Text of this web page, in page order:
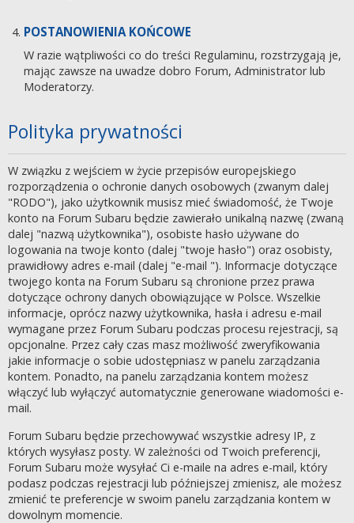
POSTANOWIENIA KOŃCOWE
W razie wątpliwości co do treści Regulaminu, rozstrzygają je,
mając zawsze na uwadze dobro Forum, Administrator lub
Moderatorzy.
Polityka prywatności
W związku z wejściem w życie przepisów europejskiego
rozporządzenia o ochronie danych osobowych (zwanym dalej
"RODO"), jako użytkownik musisz mieć świadomość, że Twoje
konto na Forum Subaru będzie zawierało unikalną nazwę (zwaną
dalej "nazwą użytkownika"), osobiste hasło używane do
logowania na twoje konto (dalej "twoje hasło") oraz osobisty,
prawidłowy adres e-mail (dalej "e-mail "). Informacje dotyczące
twojego konta na Forum Subaru są chronione przez prawa
dotyczące ochrony danych obowiązujące w Polsce. Wszelkie
informacje, oprócz nazwy użytkownika, hasła i adresu e-mail
wymagane przez Forum Subaru podczas procesu rejestracji, są
opcjonalne. Przez cały czas masz możliwość zweryfikowania
jakie informacje o sobie udostępniasz w panelu zarządzania
kontem. Ponadto, na panelu zarządzania kontem możesz
włączyć lub wyłączyć automatycznie generowane wiadomości e-
mail.
Forum Subaru będzie przechowywać wszystkie adresy IP, z
których wysyłasz posty. W zależności od Twoich preferencji,
Forum Subaru może wysyłać Ci e-maile na adres e-mail, który
podasz podczas rejestracji lub późniejszej zmienisz, ale możesz
zmienić te preferencje w swoim panelu zarządzania kontem w
dowolnym momencie.